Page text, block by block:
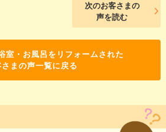
次のお客さまの
声を読む
室・お風呂をリフォームされた
さまの声一覧に戻る